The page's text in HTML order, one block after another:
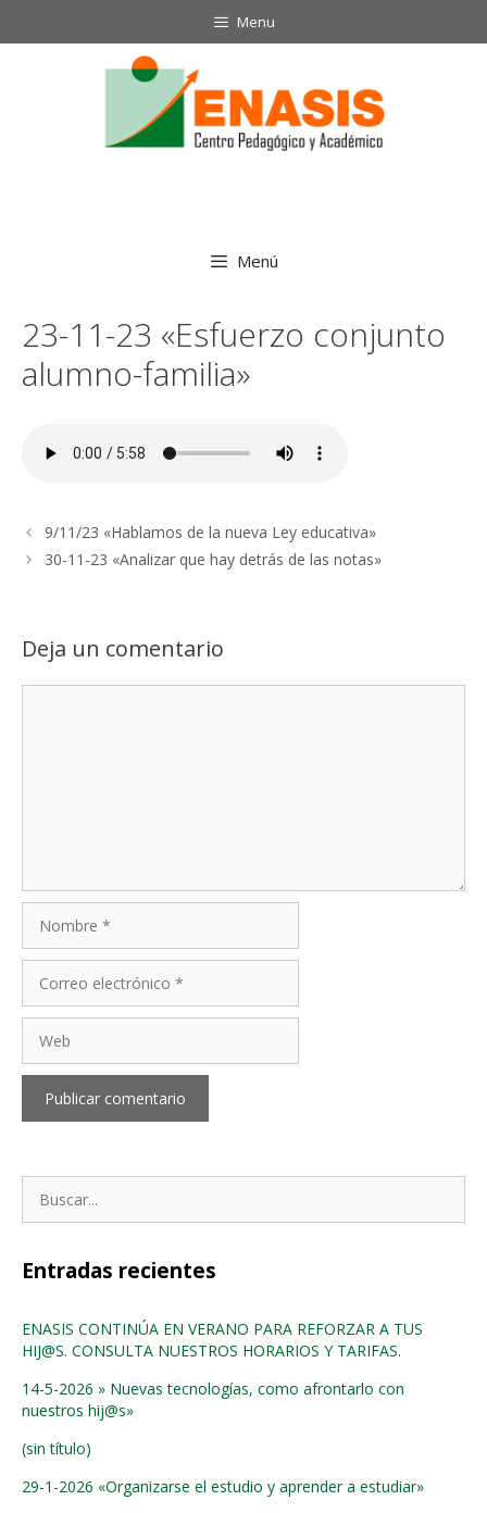
Menu
Menú
23-11-23 «Esfuerzo conjunto
alumno-familia»
9/11/23 «Hablamos de la nueva Ley educativa»
30-11-23 «Analizar que hay detrás de las notas»
Deja un comentario
electrónico
Entradas recientes
ENASIS CONTINÚA EN VERANO PARA REFORZAR A TUS
HIJ@S. CONSULTA NUESTROS HORARIOS Y TARIFAS.
14-5-2026 » Nuevas tecnologías, como afrontarlo con
nuestros hij@s»
(sin título)
29-1-2026 «Organizarse el estudio y aprender a estudiar»